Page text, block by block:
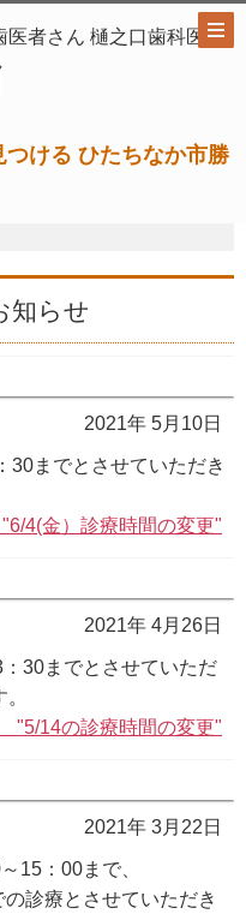
医者さん 樋之口歯科医院
ける ひたちなか市勝
知らせ
2021年 5月10日
30までとさせていただき
4(金）診療時間の変更"
2021年 4月26日
30までとさせていただ
"5/14の診療時間の変更"
2021年 3月22日
15：00まで、
診療とさせていただき